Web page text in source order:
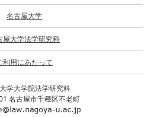
名古屋大学
屋大学法学研究科
利用にあたって
学大学院法学研究科
名古屋市千種区不老町